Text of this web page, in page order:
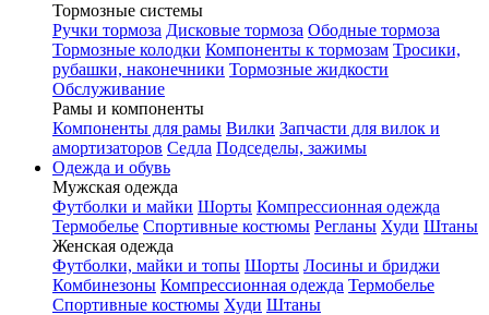
Тормозные системы
Ручки тормоза Дисковые тормоза Ободные тормоза
Тормозные колодки Компоненты к тормозам Тросики,
рубашки, наконечники Тормозные жидкости
Обслуживание
Рамы и компоненты
Компоненты для рамы Вилки Запчасти для вилок и
амортизаторов Седла Подседелы, зажимы
Одежда и обувь
Мужская одежда
Футболки и майки Шорты Компрессионная одежда
Термобелье Спортивные костюмы Регланы Худи Штаны
Женская одежда
Футболки, майки и топы Шорты Лосины и бриджи
Комбинезоны Компрессионная одежда Термобелье
Спортивные костюмы Худи Штаны